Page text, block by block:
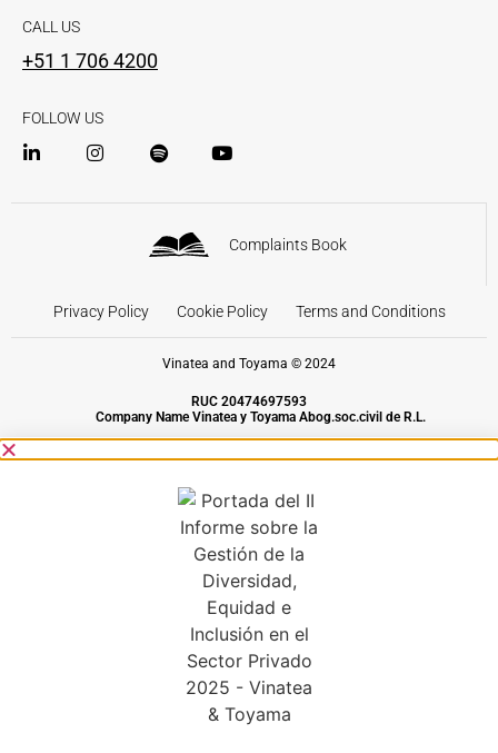
CALL US
+51 1 706 4200
FOLLOW US
Complaints Book
Privacy Policy Cookie Policy Terms and Conditions
Vinatea and Toyama © 2024
RUC 20474697593
Company Name Vinatea y Toyama Abog.soc.civil de R.L.